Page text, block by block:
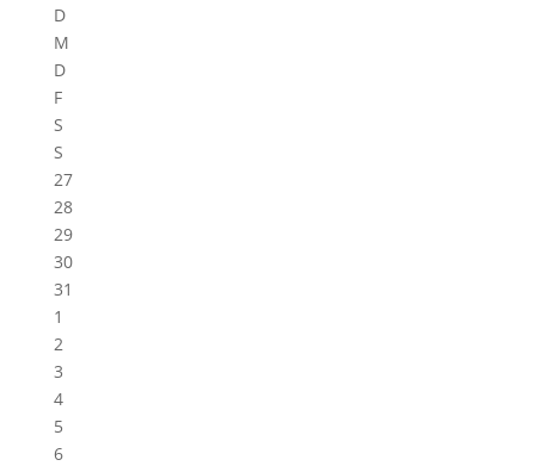
D
M
D
F
S
S
27
28
29
30
31
1
2
3
4
5
6